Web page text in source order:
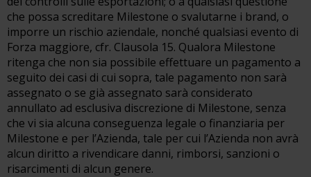
che possa screditare Milestone o svalutarne i brand, o
imporre un rischio aziendale, nonché qualsiasi evento di
Forza maggiore, cfr. Clausola 15. Qualora Milestone
ritenga che non sia possibile effettuare un pagamento a
seguito dei casi di cui sopra, tale pagamento non sarà
assegnato o se già assegnato sarà considerato
annullato ad esclusiva discrezione di Milestone, senza
che vi sia alcuna conseguenza legale o finanziaria per
Milestone e per l’Azienda, tale per cui l’Azienda non avrà
alcun diritto a rivendicare danni, rimborsi, sanzioni o
risarcimenti di alcun genere.